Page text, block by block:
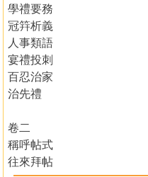
學禮要務
冠筓析義
人事類語
宴禮投刺
百忍治家
治先禮
卷二
稱呼帖式
往來拜帖